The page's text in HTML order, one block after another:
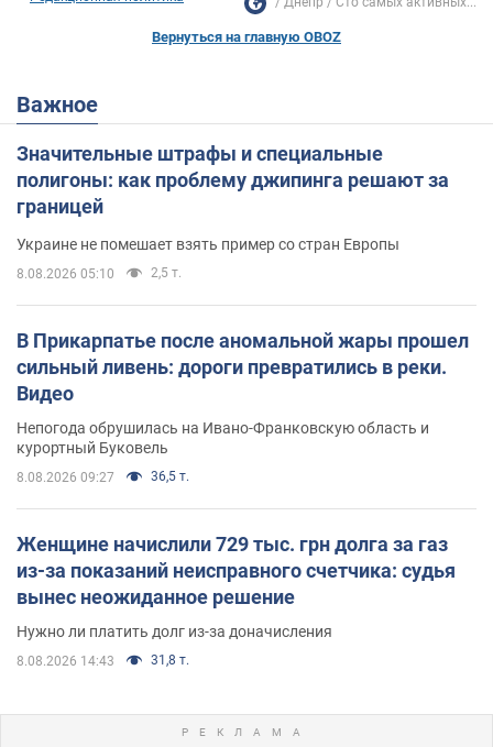
Вернуться на главную OBOZ
Важное
Значительные штрафы и специальные
полигоны: как проблему джипинга решают за
границей
Украине не помешает взять пример со стран Европы
8.08.2026 05:10 2,5 т.
В Прикарпатье после аномальной жары прошел
сильный ливень: дороги превратились в реки.
Видео
Непогода обрушилась на Ивано-Франковскую область и
курортный Буковель
8.08.2026 09:27 36,5 т.
Женщине начислили 729 тыс. грн долга за газ
из-за показаний неисправного счетчика: судья
вынес неожиданное решение
Нужно ли платить долг из-за доначисления
8.08.2026 14:43 31,8 т.